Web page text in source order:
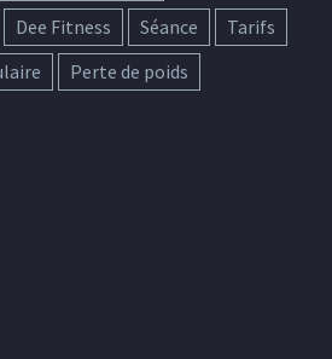
Dee Fitness Séance
Tarifs
Perte de poids